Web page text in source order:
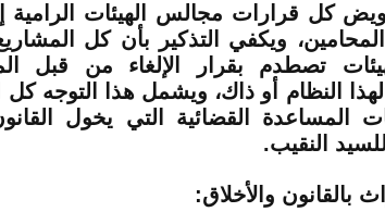
كل قرارات مجالس الهيئات الرامية
ويكفي التذكير بأن كل المشاريع
تصطدم بقرار الإلغاء من قبل
النظام أو ذاك، ويشمل هذا التوجه كل
المساعدة القضائية التي يخول
النقيب.
بالقانون والأخلاق: